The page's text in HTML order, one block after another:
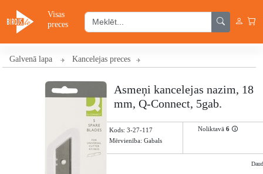
Visas
preces
Galvenā lapa Kancelejas preces
Asmeņi kancelejas nazim, 18
mm, Q-Connect, 5gab.
Kods: 3-27-117
Mērvienība: Gabals
Noliktavā 6 🛈